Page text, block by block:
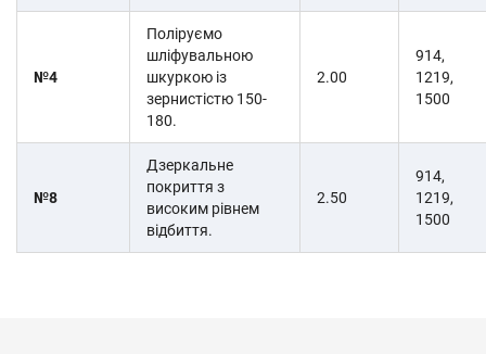
№4
Поліруємо
шліфувальною
шкуркою із
зернистістю 150-
180.
2.00
914,
1219,
1500
№8
Дзеркальне
покриття з
високим рівнем
відбиття.
2.50
914,
1219,
1500